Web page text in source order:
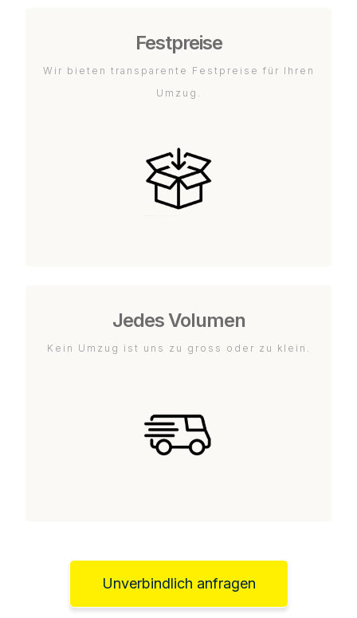
Festpreise
Wir bieten transparente Festpreise für Ihren
Umzug.
Jedes Volumen
Kein Umzug ist uns zu gross oder zu klein.
Unverbindlich anfragen